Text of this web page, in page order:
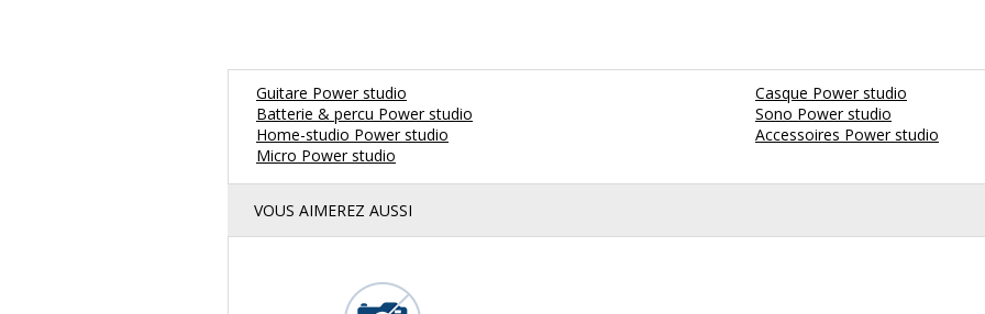
Guitare Power studio
Batterie & percu Power studio
Home-studio Power studio
Micro Power studio
Casque Power studio
Sono Power studio
Accessoires Power studio
VOUS AIMEREZ AUSSI